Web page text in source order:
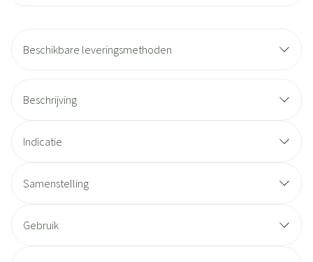
Beschikbare leveringsmethoden
Beschrijving
Indicatie
Samenstelling
Gebruik